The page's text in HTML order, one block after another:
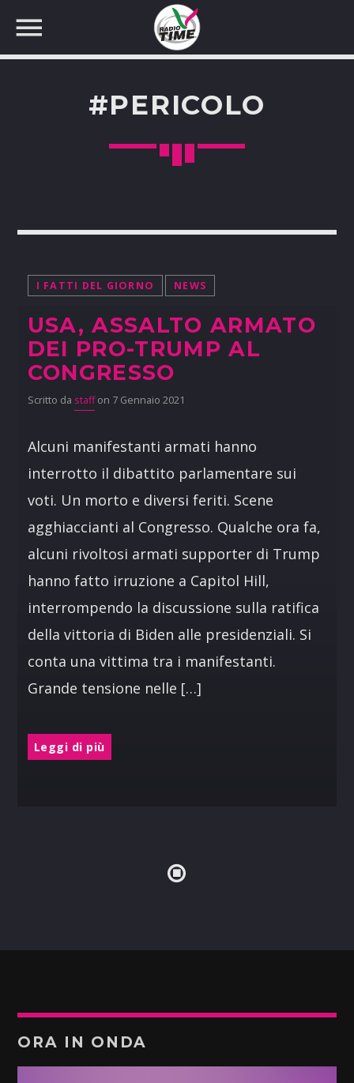
#PERICOLO
I FATTI DEL GIORNO NEWS
USA, ASSALTO ARMATO
DEI PRO-TRUMP AL
CONGRESSO
Scritto da staffon 7 Gennaio 2021
Alcuni manifestanti armati hanno
interrotto il dibattito parlamentare sui
voti. Un morto e diversi feriti. Scene
agghiaccianti al Congresso. Qualche ora fa,
alcuni rivoltosi armati supporter di Trump
hanno fatto irruzione a Capitol Hill,
interrompendo la discussione sulla ratifica
della vittoria di Biden alle presidenziali. Si
conta una vittima tra i manifestanti.
Grande tensione nelle […]
Leggi di più
ORA IN ONDA